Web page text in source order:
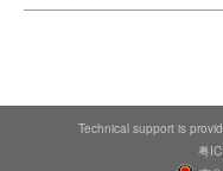
Technical support is
粤